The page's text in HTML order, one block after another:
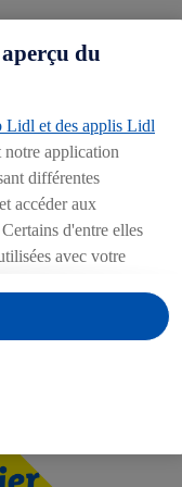
où le talent
destalents. Nous
et offrons un
vous pouvez grandir,
dans un
siège social, avec
!
D'EMPLOI
du
Lidl et des applis Lidl
notre application
différentes
accéder aux
d'entre elles
avec votre
au sein et
au programme
d’achat en
de publicités
nous et notre